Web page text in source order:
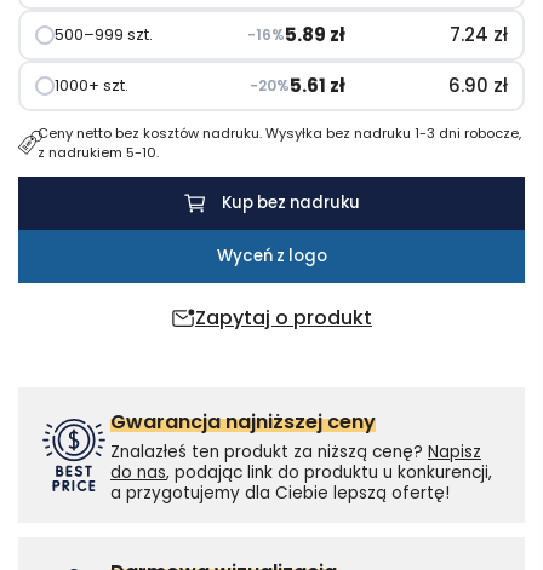
samoprzylepne
Zapytaj o produkt
500–999 szt. −16%5.89 zł 7.24 zł
1000+ szt. −20%5.61 zł 6.90 zł
Ceny netto bez kosztów nadruku. Wysyłka bez nadruku 1-3 dni robocze,
z nadrukiem 5-10.
Kup bez nadruku
Wyceń z logo
Gwarancja najniższej ceny
Znalazłeś ten produkt za niższą cenę? Napisz
do nas, podając link do produktu u konkurencji,
a przygotujemy dla Ciebie lepszą ofertę!